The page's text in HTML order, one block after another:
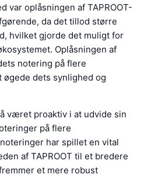
var oplåsningen af TAPROOT-
da det tillod større
hvilket gjorde det muligt for
Oplåsningen af
notering på flere
dets synlighed og
været proaktiv i at udvide sin
på flere
har spillet en vital
af TAPROOT til et bredere
et mere robust